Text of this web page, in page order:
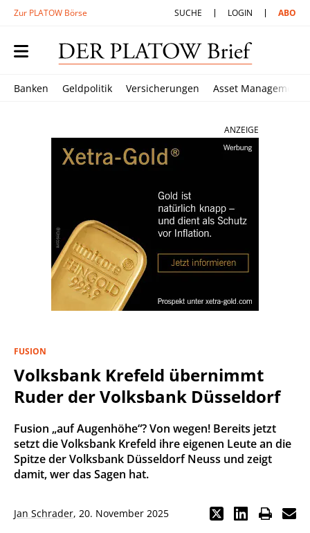
Zur PLATOW Börse SUCHE LOGIN ABO
Banken Geldpolitik Versicherungen Asset Management
ANZEIGE
FUSION
Volksbank Krefeld übernimmt
Ruder der Volksbank Düsseldorf
Fusion „auf Augenhöhe“? Von wegen! Bereits jetzt
setzt die Volksbank Krefeld ihre eigenen Leute an die
Spitze der Volksbank Düsseldorf Neuss und zeigt
damit, wer das Sagen hat.
Jan Schrader, 20. November 2025